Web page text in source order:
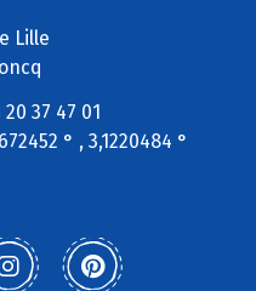
Lille
20 37 47 01
° , 3,1220484 °